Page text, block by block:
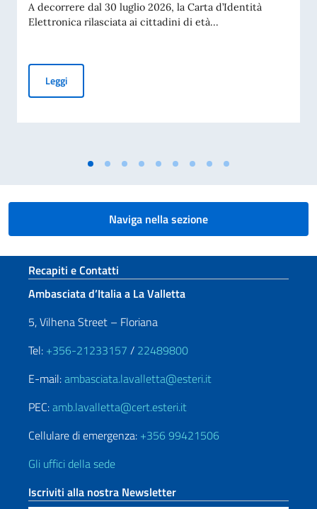
A decorrere dal 30 luglio 2026, la Carta d’Identità
Elettronica rilasciata ai cittadini di età...
LeggiValidità illimitata per le CIE rilasciate dopo i 70 anni di età
Naviga nella sezione
Sezione footer
Recapiti e Contatti
Ambasciata d’Italia a La Valletta
5, Vilhena Street – Floriana
Tel: +356-21233157 / 22489800
E-mail:ambasciata.lavalletta@esteri.it
PEC:amb.lavalletta@cert.esteri.it
Cellulare di emergenza: +356 99421506
Gli uffici della sede
Iscriviti alla nostra Newsletter